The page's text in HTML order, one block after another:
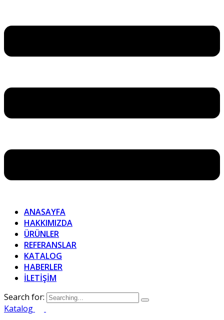
ANASAYFA
HAKKIMIZDA
ÜRÜNLER
REFERANSLAR
KATALOG
HABERLER
İLETİŞİM
Search for:
Katalog